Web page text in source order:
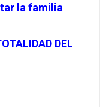
la familia
DEL